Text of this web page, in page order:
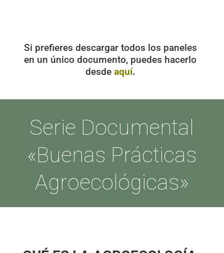
Si prefieres descargar todos los paneles
en un único documento, puedes hacerlo
desdeaquí.
Serie Documental
«Buenas Prácticas
Agroecológicas»